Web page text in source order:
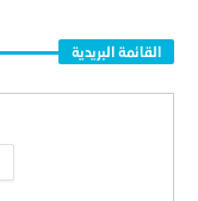
القائمة البريدية